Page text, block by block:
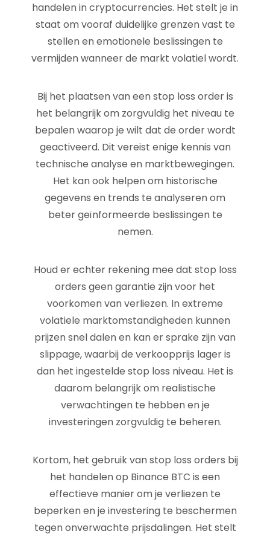
handelen in cryptocurrencies. Het stelt je in
staat om vooraf duidelijke grenzen vast te
stellen en emotionele beslissingen te
vermijden wanneer de markt volatiel wordt.
Bij het plaatsen van een stop loss order is
het belangrijk om zorgvuldig het niveau te
bepalen waarop je wilt dat de order wordt
geactiveerd. Dit vereist enige kennis van
technische analyse en marktbewegingen.
Het kan ook helpen om historische
gegevens en trends te analyseren om
beter geïnformeerde beslissingen te
nemen.
Houd er echter rekening mee dat stop loss
orders geen garantie zijn voor het
voorkomen van verliezen. In extreme
volatiele marktomstandigheden kunnen
prijzen snel dalen en kan er sprake zijn van
slippage, waarbij de verkoopprijs lager is
dan het ingestelde stop loss niveau. Het is
daarom belangrijk om realistische
verwachtingen te hebben en je
investeringen zorgvuldig te beheren.
Kortom, het gebruik van stop loss orders bij
het handelen op Binance BTC is een
effectieve manier om je verliezen te
beperken en je investering te beschermen
tegen onverwachte prijsdalingen. Het stelt